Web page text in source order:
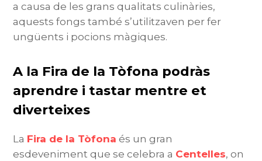
a causa de les grans qualitats culinàries,
aquests fongs també s’utilitzaven per fer
ungüents i pocions màgiques.
A la Fira de la Tòfona podràs
aprendre i tastar mentre et
diverteixes
La Fira de la Tòfona és un gran
esdeveniment que se celebra a Centelles, on